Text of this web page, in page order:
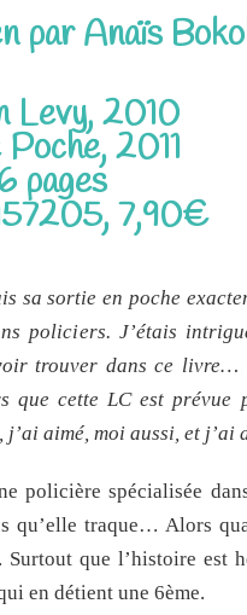
par Anaïs
Levy, 2010
2011
pages
7,90€
sa sortie en poche
policiers. J’étais
trouver dans ce
cette LC est prévue
aimé, moi aussi, et j’ai
policière spécialisée
qu’elle traque… Alors
que l’histoire est
en détient une 6ème.